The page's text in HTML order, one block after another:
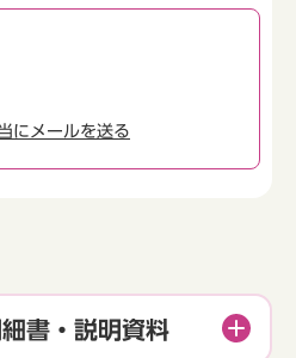
にメールを送る
書・説明資料